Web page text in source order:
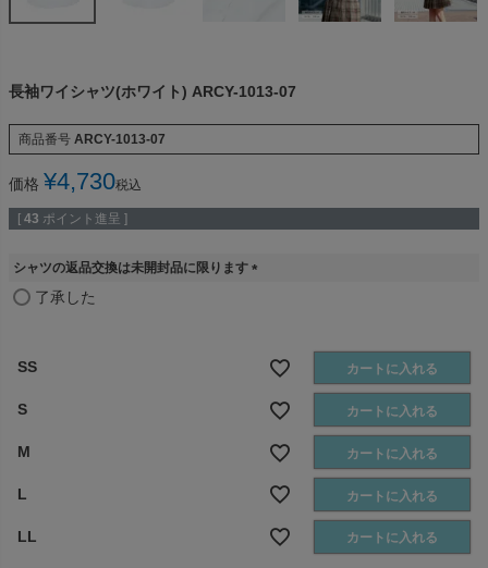
長袖ワイシャツ(ホワイト) ARCY-1013-07
商品番号 ARCY-1013-07
価格 ¥4,730税込
[ 43 ポイント進呈 ]
シャツの返品交換は未開封品に限ります
了承した
SS カートに入れる
S カートに入れる
M カートに入れる
L カートに入れる
LL カートに入れる